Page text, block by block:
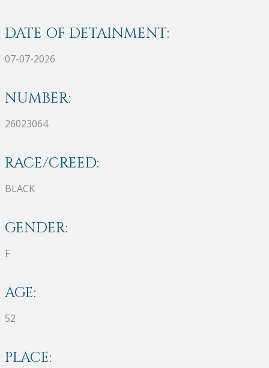
DATE OF DETAINMENT:
07-07-2026
NUMBER:
26023064
RACE/CREED:
BLACK
GENDER:
F
AGE:
52
PLACE: